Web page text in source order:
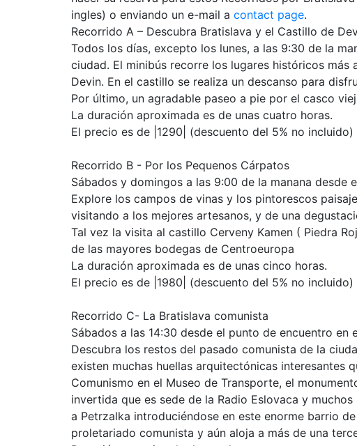
ingles) o enviando un e-mail a contact page.
Recorrido A – Descubra Bratislava y el Castillo de
Todos los días, excepto los lunes, a las 9:30 de la
ciudad. El minibús recorre los lugares históricos
Devin. En el castillo se realiza un descanso para
Por último, un agradable paseo a pie por el casco
La duración aproximada es de unas cuatro horas.
El precio es de |1290| (descuento del 5% no incluido)
Recorrido B - Por los Pequenos Cárpatos
Sábados y domingos a las 9:00 de la manana
Explore los campos de vinas y los pintorescos
visitando a los mejores artesanos, y de una
Tal vez la visita al castillo Cerveny Kamen ( Piedra
de las mayores bodegas de Centroeuropa
La duración aproximada es de unas cinco horas.
El precio es de |1980| (descuento del 5% no incluido)
Recorrido C- La Bratislava comunista
Sábados a las 14:30 desde el punto de encuentro en
Descubra los restos del pasado comunista de la
existen muchas huellas arquitectónicas interesantes
Comunismo en el Museo de Transporte, el
invertida que es sede de la Radio Eslovaca y
a Petrzalka introduciéndose en este enorme barrio
proletariado comunista y aún aloja a más de una